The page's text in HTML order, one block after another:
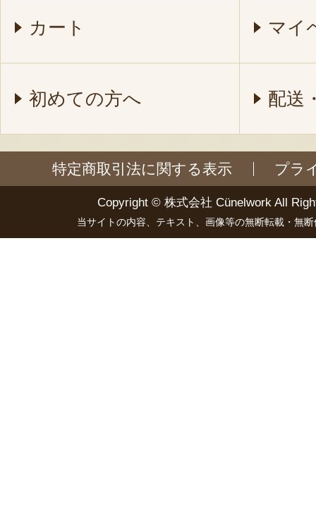
カート マイ
初めての方へ 配送
特定商取引法に関する表示 プラ
Copyright © 株式会社 Cünelwork All
当サイトの内容、テキスト、画像等の無断転載・無